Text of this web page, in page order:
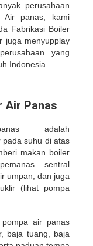
perusahaan
Air panas, kami
Fabrikasi Boiler
juga menyupplay
yang
Indonesia.
Air Panas
adalah
pada suhu di atas
makan boiler
sentral
umpan, dan juga
(lihat pompa
air panas
baja tuang, baja